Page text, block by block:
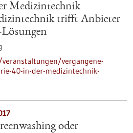
Medizintechnik
trifft Anbieter
vergangene-
40-in-der-medizintechnik-
oder